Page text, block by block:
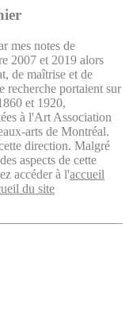
mes notes de
2007 et 2019 alors
de maîtrise et de
recherche portaient sur
et 1920,
à l'Art Association
arts de Montréal.
direction. Malgré
aspects de cette
accéder à l'accueil
du site